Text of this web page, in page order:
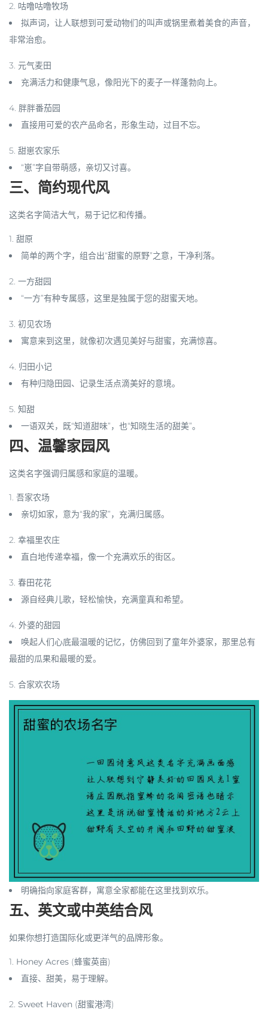
2. 咕噜咕噜牧场
拟声词，让人联想到可爱动物们的叫声或锅里煮着美食的声音，
非常治愈。
3. 元气麦田
充满活力和健康气息，像阳光下的麦子一样蓬勃向上。
4. 胖胖番茄园
直接用可爱的农产品命名，形象生动，过目不忘。
5. 甜崽农家乐
“崽”字自带萌感，亲切又讨喜。
三、简约现代风
这类名字简洁大气，易于记忆和传播。
1. 甜原
简单的两个字，组合出“甜蜜的原野”之意，干净利落。
2. 一方甜园
“一方”有种专属感，这里是独属于您的甜蜜天地。
3. 初见农场
寓意来到这里，就像初次遇见美好与甜蜜，充满惊喜。
4. 归田小记
有种归隐田园、记录生活点滴美好的意境。
5. 知甜
一语双关，既“知道甜味”，也“知晓生活的甜美”。
四、温馨家园风
这类名字强调归属感和家庭的温暖。
1. 吾家农场
亲切如家，意为“我的家”，充满归属感。
2. 幸福里农庄
直白地传递幸福，像一个充满欢乐的街区。
3. 春田花花
源自经典儿歌，轻松愉快，充满童真和希望。
4. 外婆的甜园
唤起人们心底最温暖的记忆，仿佛回到了童年外婆家，那里总有
最甜的瓜果和最暖的爱。
5. 合家欢农场
明确指向家庭客群，寓意全家都能在这里找到欢乐。
五、英文或中英结合风
如果你想打造国际化或更洋气的品牌形象。
1. Honey Acres (蜂蜜英亩)
直接、甜美，易于理解。
2. Sweet Haven (甜蜜港湾)